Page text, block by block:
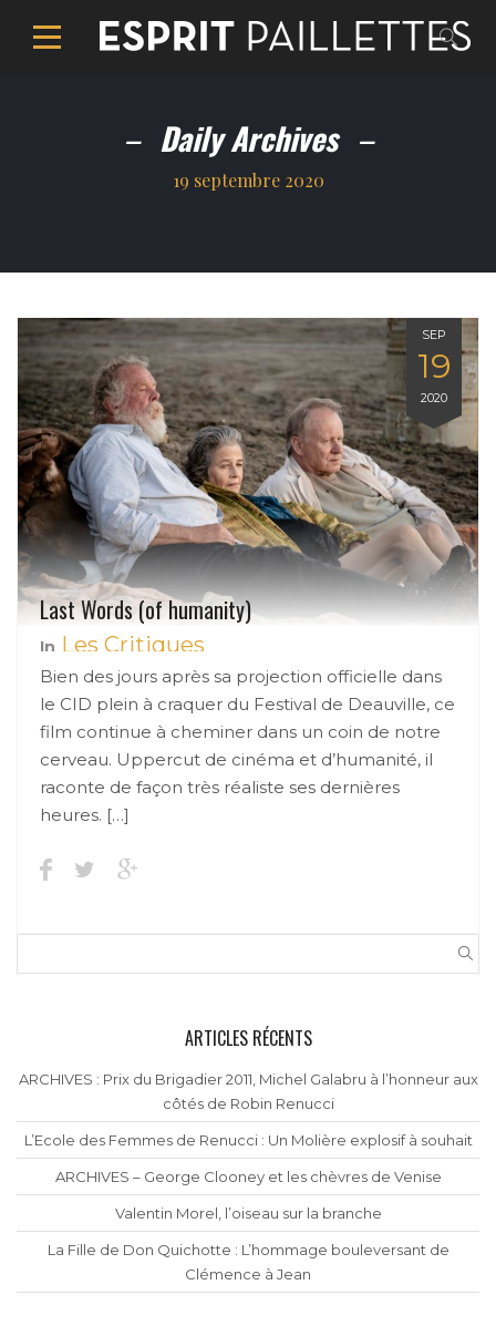
Daily Archives
19 septembre 2020
SEP
19
2020
Last Words (of humanity)
In Les Critiques
Bien des jours après sa projection officielle dans
le CID plein à craquer du Festival de Deauville, ce
film continue à cheminer dans un coin de notre
cerveau. Uppercut de cinéma et d’humanité, il
raconte de façon très réaliste ses dernières
heures. […]
ARTICLES RÉCENTS
ARCHIVES : Prix du Brigadier 2011, Michel Galabru à l’honneur aux
côtés de Robin Renucci
L’Ecole des Femmes de Renucci : Un Molière explosif à souhait
ARCHIVES – George Clooney et les chèvres de Venise
Valentin Morel, l’oiseau sur la branche
La Fille de Don Quichotte : L’hommage bouleversant de
Clémence à Jean